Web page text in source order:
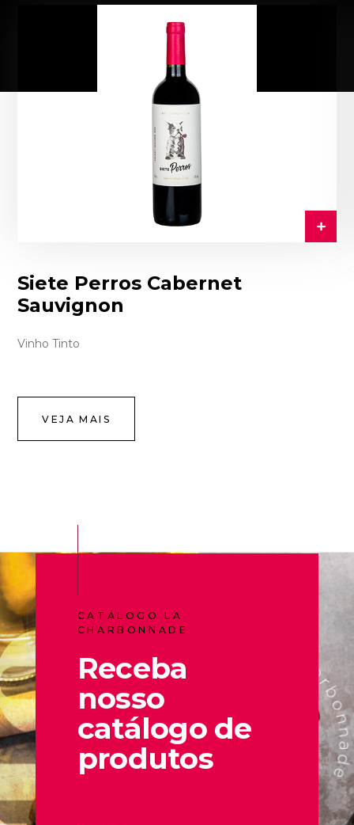
Siete Perros Cabernet
Sauvignon
Vinho Tinto
VEJA MAIS
CATÁLOGO LA
CHARBONNADE
Receba
nosso
catálogo de
produtos